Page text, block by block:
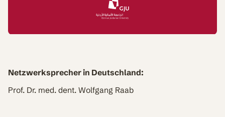
Netzwerksprecher in Deutschland:
Prof. Dr. med. dent. Wolfgang Raab